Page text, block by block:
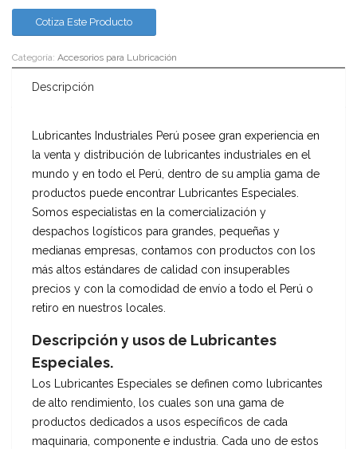
Cotiza Este Producto
Categoría: Accesorios para Lubricación
Descripción
Lubricantes Industriales Perú posee gran experiencia en
la venta y distribución de lubricantes industriales en el
mundo y en todo el Perú, dentro de su amplia gama de
productos puede encontrar Lubricantes Especiales.
Somos especialistas en la comercialización y
despachos logísticos para grandes, pequeñas y
medianas empresas, contamos con productos con los
más altos estándares de calidad con insuperables
precios y con la comodidad de envío a todo el Perú o
retiro en nuestros locales.
Descripción y usos de Lubricantes
Especiales.
Los Lubricantes Especiales se definen como lubricantes
de alto rendimiento, los cuales son una gama de
productos dedicados a usos específicos de cada
maquinaria, componente e industria. Cada uno de estos